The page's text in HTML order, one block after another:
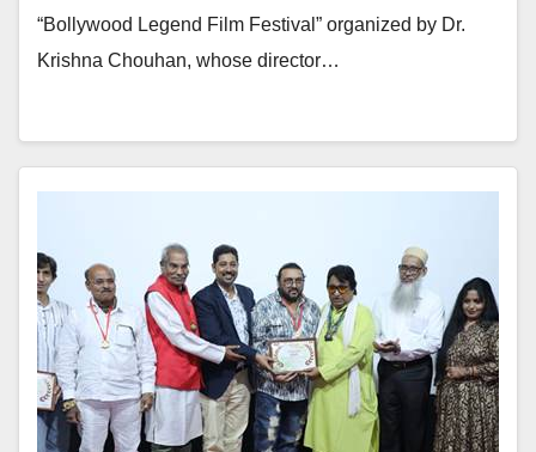
“Bollywood Legend Film Festival” organized by Dr.
Krishna Chouhan, whose director…